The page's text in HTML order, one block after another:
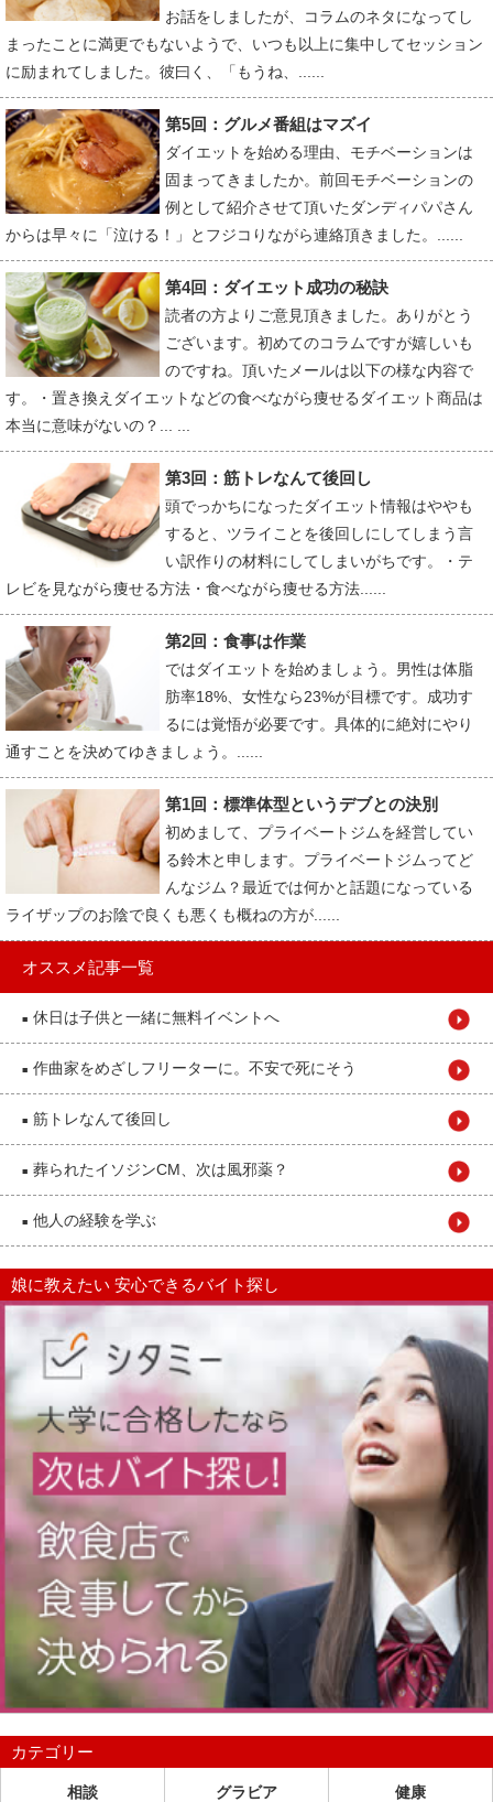
お話をしましたが、コラムのネタになってし
まったことに満更でもないようで、いつも以上に集中してセッション
に励まれてしました。彼曰く、「もうね、......
第5回：グルメ番組はマズイ
ダイエットを始める理由、モチベーションは
固まってきましたか。前回モチベーションの
例として紹介させて頂いたダンディパパさん
からは早々に「泣ける！」とフジコりながら連絡頂きました。......
第4回：ダイエット成功の秘訣
読者の方よりご意見頂きました。ありがとう
ございます。初めてのコラムですが嬉しいも
のですね。頂いたメールは以下の様な内容で
す。・置き換えダイエットなどの食べながら痩せるダイエット商品は
本当に意味がないの？... ...
第3回：筋トレなんて後回し
頭でっかちになったダイエット情報はややも
すると、ツライことを後回しにしてしまう言
い訳作りの材料にしてしまいがちです。・テ
レビを見ながら痩せる方法・食べながら痩せる方法......
第2回：食事は作業
ではダイエットを始めましょう。男性は体脂
肪率18%、女性なら23%が目標です。成功す
るには覚悟が必要です。具体的に絶対にやり
通すことを決めてゆきましょう。......
第1回：標準体型というデブとの決別
初めまして、プライベートジムを経営してい
る鈴木と申します。プライベートジムってど
んなジム？最近では何かと話題になっている
ライザップのお陰で良くも悪くも概ねの方が......
オススメ記事一覧
■ 休日は子供と一緒に無料イベントへ
■ 作曲家をめざしフリーターに。不安で死にそう
■ 筋トレなんて後回し
■ 葬られたイソジンCM、次は風邪薬？
■ 他人の経験を学ぶ
娘に教えたい 安心できるバイト探し
カテゴリー
相談 グラビア 健康